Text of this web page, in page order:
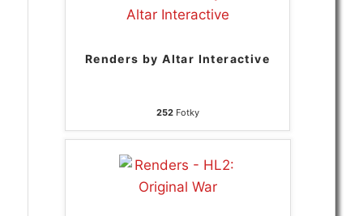
Renders by Altar Interactive
252Fotky